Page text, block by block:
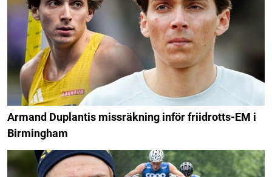
Armand Duplantis missräkning inför friidrotts-EM i
Birmingham